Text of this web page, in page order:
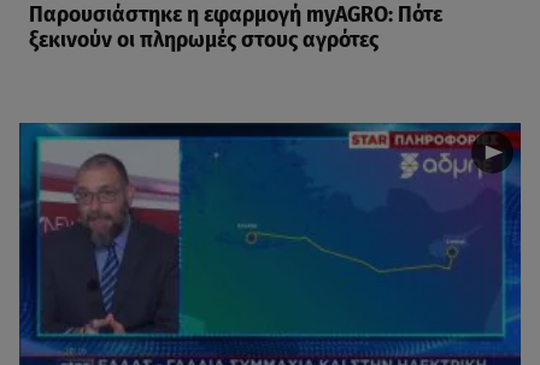
Παρουσιάστηκε η εφαρμογή myAGRO: Πότε
ξεκινούν οι πληρωμές στους αγρότες